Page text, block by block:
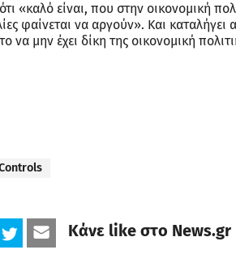
«καλό είναι, που στην οικονομική
φαίνεται να αργούν». Και
μην έχει δίκη της οικονομική
Κάνε like στο News.gr